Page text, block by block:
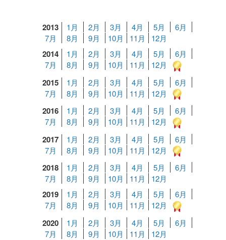
2013 1月 2月 3月 4月 5月
6月
7月
8月 9月 10月 11月 12月
2014 1月 2月 3月 4月 5月
6月
7月
8月 9月 10月 11月 12月
2015 1月 2月 3月 4月 5月
6月
7月
8月 9月 10月 11月 12月
2016 1月 2月 3月 4月 5月
6月
7月
8月 9月 10月 11月 12月
2017 1月 2月 3月 4月 5月
6月
7月
8月 9月 10月 11月 12月
2018 1月 2月 3月 4月 5月
6月
7月
8月 9月 10月 11月 12月
2019 1月 2月 3月 4月 5月
6月
7月
8月 9月 10月 11月 12月
2020 1月 2月 3月 4月 5月
6月
7月
8月 9月 10月 11月 12月